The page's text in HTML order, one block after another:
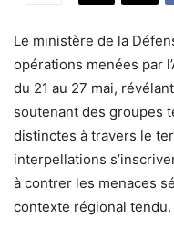
Le ministère de la
opérations menées par
du 21 au 27 mai,
soutenant des groupes
distinctes à travers le
interpellations
à contrer les menaces
contexte régional tendu.